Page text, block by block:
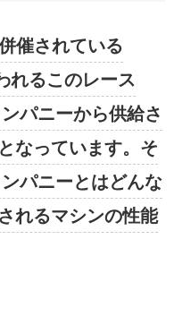
催されている
れるこのレース
パニーから供給さ
なっています。そ
パニーとはどんな
れるマシンの性能